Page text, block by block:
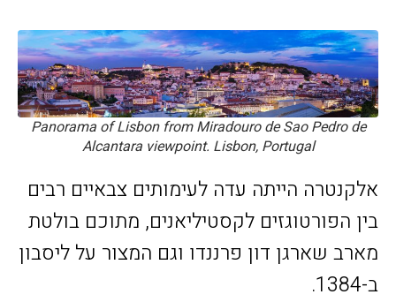
Panorama of Lisbon from Miradouro de Sao Pedro de
Alcantara viewpoint. Lisbon, Portugal
אלקנטרה הייתה עדה לעימותים צבאיים רבים
בין הפורטוגזים לקסטיליאנים, מתוכם בולטת
מארב שארגן דון פרננדו וגם המצור על ליסבון
ב-1384.